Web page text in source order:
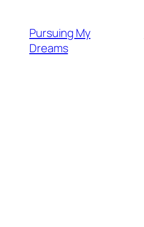
content
Pursuing My
Dreams